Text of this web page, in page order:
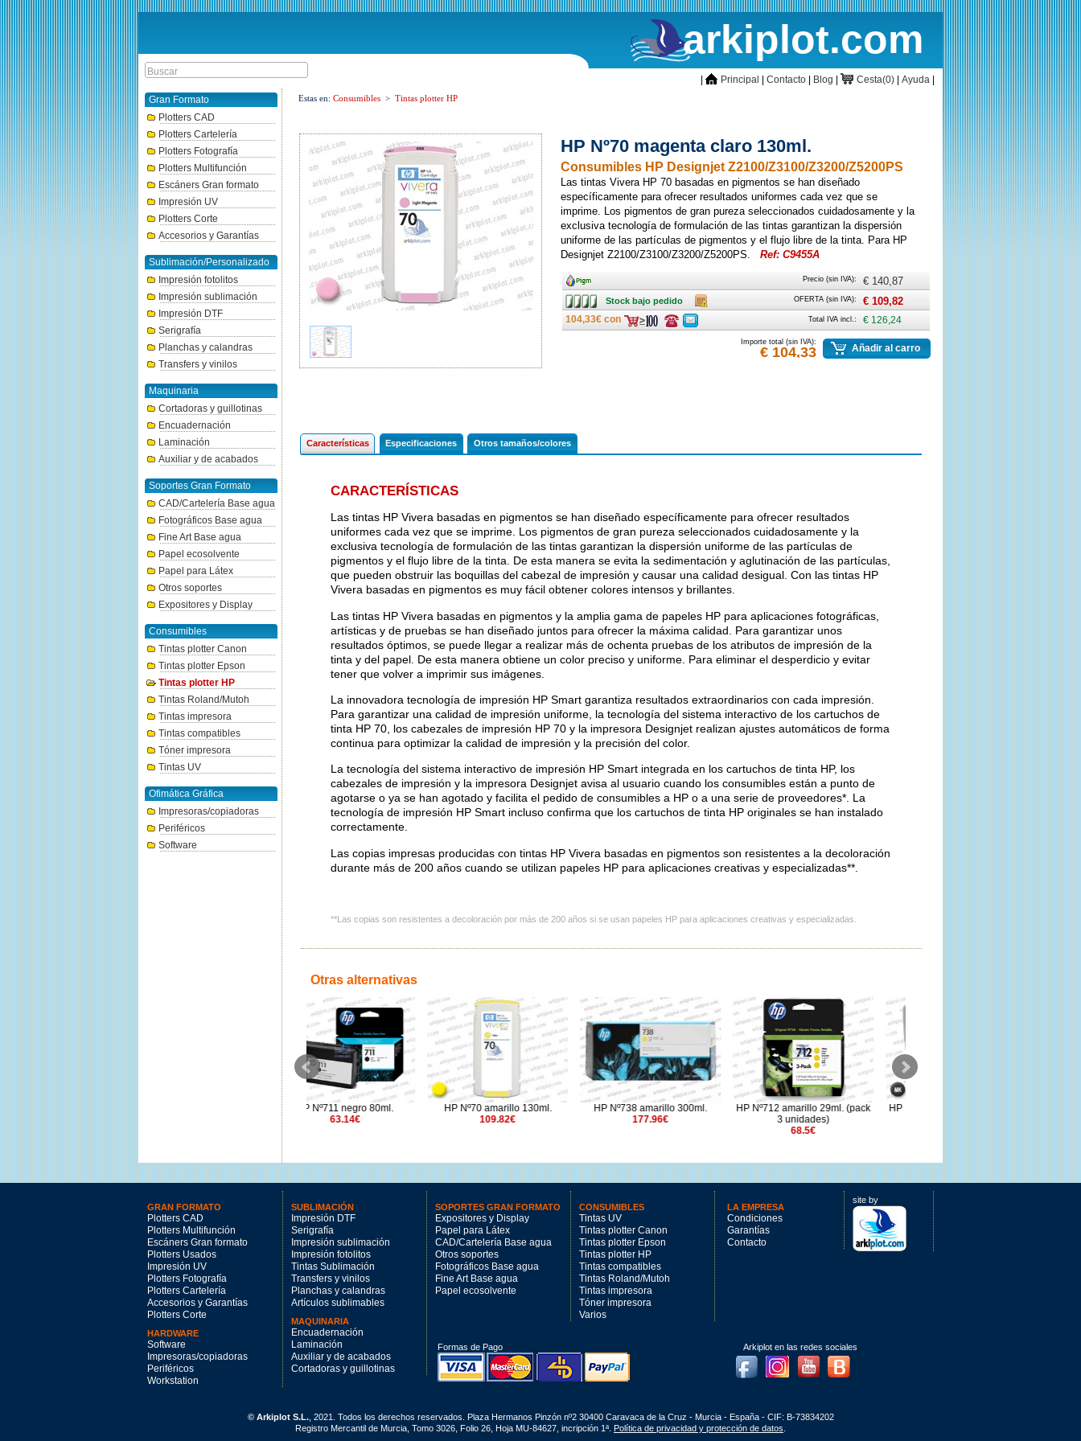
arkiplot.com
inicioPrincipal Contacto Blog CestaCesta(0) Ayuda
Gran Formato
Plotters CAD
Plotters Cartelería
Plotters Fotografía
Plotters Multifunción
Escáners Gran formato
Impresión UV
Plotters Corte
Accesorios y Garantías
Sublimación/Personalizado
Impresión fotolitos
Impresión sublimación
Impresión DTF
Serigrafía
Planchas y calandras
Transfers y vinilos
Maquinaria
Cortadoras y guillotinas
Encuadernación
Laminación
Auxiliar y de acabados
Soportes Gran Formato
CAD/Cartelería Base agua
Fotográficos Base agua
Fine Art Base agua
Papel ecosolvente
Papel para Látex
Otros soportes
Expositores y Display
Consumibles
Tintas plotter Canon
Tintas plotter Epson
Tintas plotter HP
Tintas Roland/Mutoh
Tintas impresora
Tintas compatibles
Tóner impresora
Tintas UV
Ofimática Gráfica
Impresoras/copiadoras
Periféricos
Software
Estas en: Consumibles > Tintas plotter HP
HP Nº70 magenta claro 130ml.
Consumibles HP Designjet Z2100/Z3100/Z3200/Z5200PS
Las tintas Vivera HP 70 basadas en pigmentos se han diseñado
específicamente para ofrecer resultados uniformes cada vez que se
imprime. Los pigmentos de gran pureza seleccionados cuidadosamente y la
exclusiva tecnología de formulación de las tintas garantizan la dispersión
uniforme de las partículas de pigmentos y el flujo libre de la tinta. Para HP
Designjet Z2100/Z3100/Z3200/Z5200PS.
Ref: C9455A
Ancho Precio (sin IVA): € 140,87
Stock
bajo
pedido
Stock bajo pedido Caja OFERTA (sin IVA): € 109,82
104,33€ con
Consulte
ofertas
Consulte
ofertas
Total IVA incl.: € 126,24
Importe total (sin IVA):
€ 104,33 Añadir al carro
Características Especificaciones Otros tamaños/colores
CARACTERÍSTICAS
Las tintas HP Vivera basadas en pigmentos se han diseñado específicamente para ofrecer resultados
uniformes cada vez que se imprime. Los pigmentos de gran pureza seleccionados cuidadosamente y la
exclusiva tecnología de formulación de las tintas garantizan la dispersión uniforme de las partículas de
pigmentos y el flujo libre de la tinta. De esta manera se evita la sedimentación y aglutinación de las partículas,
que pueden obstruir las boquillas del cabezal de impresión y causar una calidad desigual. Con las tintas HP
Vivera basadas en pigmentos es muy fácil obtener colores intensos y brillantes.
Las tintas HP Vivera basadas en pigmentos y la amplia gama de papeles HP para aplicaciones fotográficas,
artísticas y de pruebas se han diseñado juntos para ofrecer la máxima calidad. Para garantizar unos
resultados óptimos, se puede llegar a realizar más de ochenta pruebas de los atributos de impresión de la
tinta y del papel. De esta manera obtiene un color preciso y uniforme. Para eliminar el desperdicio y evitar
tener que volver a imprimir sus imágenes.
La innovadora tecnología de impresión HP Smart garantiza resultados extraordinarios con cada impresión.
Para garantizar una calidad de impresión uniforme, la tecnología del sistema interactivo de los cartuchos de
tinta HP 70, los cabezales de impresión HP 70 y la impresora Designjet realizan ajustes automáticos de forma
continua para optimizar la calidad de impresión y la precisión del color.
La tecnología del sistema interactivo de impresión HP Smart integrada en los cartuchos de tinta HP, los
cabezales de impresión y la impresora Designjet avisa al usuario cuando los consumibles están a punto de
agotarse o ya se han agotado y facilita el pedido de consumibles a HP o a una serie de proveedores*. La
tecnología de impresión HP Smart incluso confirma que los cartuchos de tinta HP originales se han instalado
correctamente.
Las copias impresas producidas con tintas HP Vivera basadas en pigmentos son resistentes a la decoloración
durante más de 200 años cuando se utilizan papeles HP para aplicaciones creativas y especializadas**.
**Las copias son resistentes a decoloración por más de 200 años si se usan papeles HP para aplicaciones creativas y especializadas.
Otras alternativas
HP Nº70 amarillo 130ml.
109.82€
HP Nº738 amarillo 300ml.
177.96€
HP Nº712 amarillo 29ml. (pack
3 unidades)
HP Nº771C negro mate 775ml.
239.78€
GRAN FORMATO
Plotters CAD
Plotters Multifunción
Escáners Gran formato
Plotters Usados
Impresión UV
Plotters Fotografía
Plotters Cartelería
Accesorios y Garantías
Plotters Corte
HARDWARE
Software
Impresoras/copiadoras
Periféricos
Workstation
SUBLIMACIÓN
Impresión DTF
Serigrafía
Impresión sublimación
Impresión fotolitos
Tintas Sublimación
Transfers y vinilos
Planchas y calandras
Artículos sublimables
MAQUINARIA
Encuadernación
Laminación
Auxiliar y de acabados
Cortadoras y guillotinas
SOPORTES GRAN FORMATO
Expositores y Display
Papel para Látex
CAD/Cartelería Base agua
Otros soportes
Fotográficos Base agua
Fine Art Base agua
Papel ecosolvente
CONSUMIBLES
Tintas UV
Tintas plotter Canon
Tintas plotter Epson
Tintas plotter HP
Tintas compatibles
Tintas Roland/Mutoh
Tintas impresora
Tóner impresora
Varios
LA EMPRESA
Condiciones
Garantías
Contacto
site by
Formas de Pago
Arkiplot en las redes sociales
FacebookInstagramYoutubeBlog
© Arkiplot S.L., 2021. Todos los derechos reservados. Plaza Hermanos Pinzón nº2 30400 Caravaca de la Cruz - Murcia - España - CIF: B-73834202
Registro Mercantil de Murcia, Tomo 3026, Folio 26, Hoja MU-84627, incripción 1ª. Política de privacidad y protección de datos